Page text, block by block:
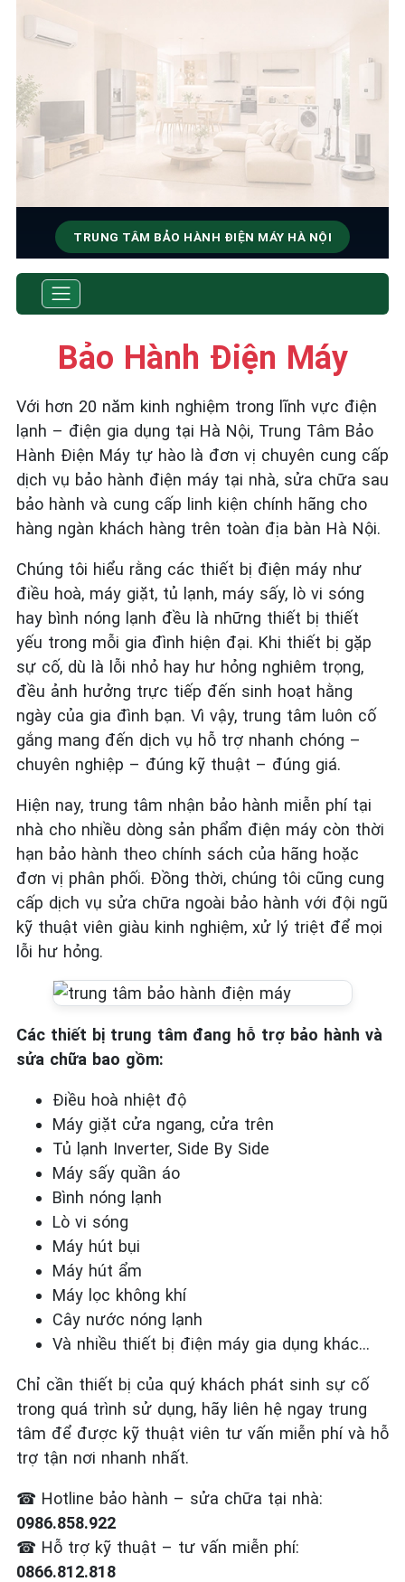
TRUNG TÂM BẢO HÀNH ĐIỆN MÁY HÀ NỘI
SỬA CHỮA & BẢO HÀNH
Tốc Độ Tối Đa • Chất Lượng Tối Ưu • Chi Phí Tối
Bảo Hành Điện Máy
Với hơn 20 năm kinh nghiệm trong lĩnh vực điện
lạnh – điện gia dụng tại Hà Nội, Trung Tâm Bảo
Hành Điện Máy tự hào là đơn vị chuyên cung cấp
dịch vụ bảo hành điện máy tại nhà, sửa chữa sau
bảo hành và cung cấp linh kiện chính hãng cho
hàng ngàn khách hàng trên toàn địa bàn Hà Nội.
Chúng tôi hiểu rằng các thiết bị điện máy như
điều hoà, máy giặt, tủ lạnh, máy sấy, lò vi sóng
hay bình nóng lạnh đều là những thiết bị thiết
yếu trong mỗi gia đình hiện đại. Khi thiết bị gặp
sự cố, dù là lỗi nhỏ hay hư hỏng nghiêm trọng,
đều ảnh hưởng trực tiếp đến sinh hoạt hằng
ngày của gia đình bạn. Vì vậy, trung tâm luôn cố
gắng mang đến dịch vụ hỗ trợ nhanh chóng –
chuyên nghiệp – đúng kỹ thuật – đúng giá.
Hiện nay, trung tâm nhận bảo hành miễn phí tại
nhà cho nhiều dòng sản phẩm điện máy còn thời
hạn bảo hành theo chính sách của hãng hoặc
đơn vị phân phối. Đồng thời, chúng tôi cũng cung
cấp dịch vụ sửa chữa ngoài bảo hành với đội ngũ
kỹ thuật viên giàu kinh nghiệm, xử lý triệt để mọi
lỗi hư hỏng.
Các thiết bị trung tâm đang hỗ trợ bảo hành và
sửa chữa bao gồm:
Điều hoà nhiệt độ
Máy giặt cửa ngang, cửa trên
Tủ lạnh Inverter, Side By Side
Máy sấy quần áo
Bình nóng lạnh
Lò vi sóng
Máy hút bụi
Máy hút ẩm
Máy lọc không khí
Cây nước nóng lạnh
Và nhiều thiết bị điện máy gia dụng khác…
Chỉ cần thiết bị của quý khách phát sinh sự cố
trong quá trình sử dụng, hãy liên hệ ngay trung
tâm để được kỹ thuật viên tư vấn miễn phí và hỗ
trợ tận nơi nhanh nhất.
☎ Hotline bảo hành – sửa chữa tại nhà:
0986.858.922
☎ Hỗ trợ kỹ thuật – tư vấn miễn phí:
0866.812.818